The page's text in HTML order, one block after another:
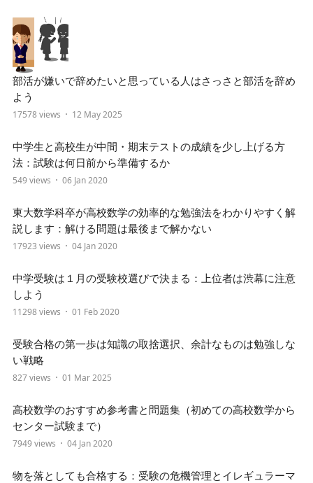
部活が嫌いで辞めたいと思っている人はさっさと部活を辞め
よう
17578 views 12 May 2025
中学生と高校生が中間・期末テストの成績を少し上げる方
法：試験は何日前から準備するか
549 views 06 Jan 2020
東大数学科卒が高校数学の効率的な勉強法をわかりやすく解
説します：解ける問題は最後まで解かない
17923 views 04 Jan 2020
中学受験は１月の受験校選びで決まる：上位者は渋幕に注意
しよう
11298 views 01 Feb 2020
受験合格の第一歩は知識の取捨選択、余計なものは勉強しな
い戦略
827 views 01 Mar 2025
高校数学のおすすめ参考書と問題集（初めての高校数学から
センター試験まで）
7949 views 04 Jan 2020
物を落としても合格する：受験の危機管理とイレギュラーマ